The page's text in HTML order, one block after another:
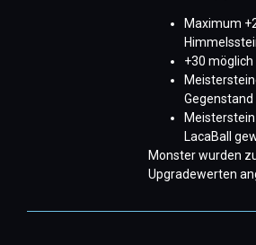
Maximum
+30
LacaBall
Monster wurden
Upgradewerten